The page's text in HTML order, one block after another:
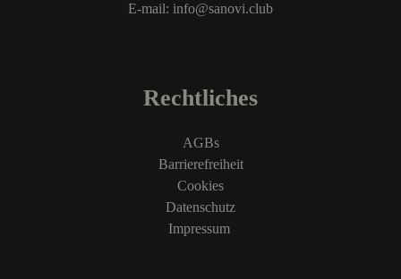
E-mail: info@sanovi.club
Rechtliches
AGBs
Barrierefreiheit
Cookies
Datenschutz
Impressum